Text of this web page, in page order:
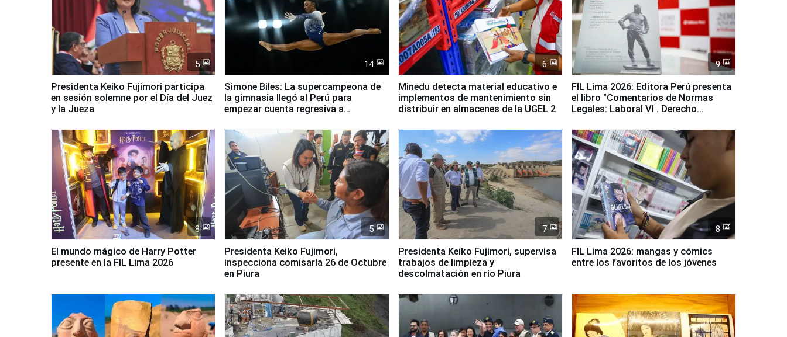
5
Presidenta Keiko Fujimori participa
en sesión solemne por el Día del Juez
y la Jueza
14
Simone Biles: La supercampeona de
la gimnasia llegó al Perú para
empezar cuenta regresiva a
6
Minedu detecta material educativo e
implementos de mantenimiento sin
distribuir en almacenes de la UGEL 2
9
FIL Lima 2026: Editora Perú presenta
el libro "Comentarios de Normas
Legales: Laboral Vl . Derecho
8
El mundo mágico de Harry Potter
presente en la FIL Lima 2026
5
Presidenta Keiko Fujimori,
inspecciona comisaría 26 de Octubre
en Piura
7
Presidenta Keiko Fujimori, supervisa
trabajos de limpieza y
descolmatación en río Piura
8
FIL Lima 2026: mangas y cómics
entre los favoritos de los jóvenes